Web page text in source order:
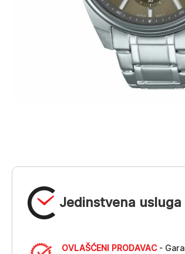
Jedinstvena usluga
OVLAŠĆENI PRODAVAC-